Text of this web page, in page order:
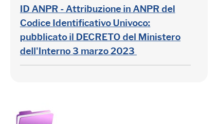
ID ANPR - Attribuzione in ANPR del
Codice Identificativo Univoco:
pubblicato il DECRETO del Ministero
dell'Interno 3 marzo 2023